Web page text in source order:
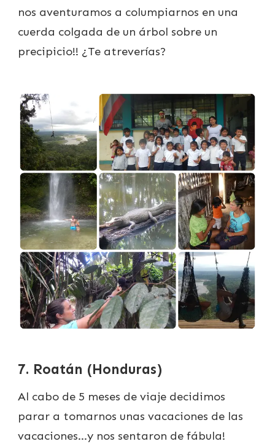
nos aventuramos a columpiarnos en una
cuerda colgada de un árbol sobre un
precipicio!! ¿Te atreverías?
7. Roatán (Honduras)
Al cabo de 5 meses de viaje decidimos
parar a tomarnos unas vacaciones de las
vacaciones…y nos sentaron de fábula!